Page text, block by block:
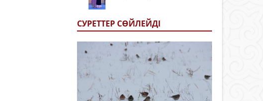
СУРЕТТЕР СӨЙЛЕЙДI